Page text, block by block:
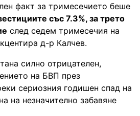
факт за тримесечието беше
със 7.3%, за трето
след седем тримесечия на
д-р Калчев.
силно отрицателен,
на БВП през
сериозния годишен спад на
на незначително забавяне